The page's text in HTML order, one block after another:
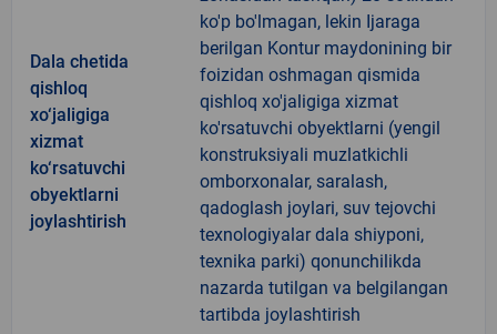
Dala chetida
qishloq
xo‘jaligiga
xizmat
ko‘rsatuvchi
obyektlarni
joylashtirish
ko'p bo'lmagan, lekin Ijaraga
berilgan Kontur maydonining bir
foizidan oshmagan qismida
qishloq xo'jaligiga xizmat
ko'rsatuvchi obyektlarni (yengil
konstruksiyali muzlatkichli
omborxonalar, saralash,
qadoglash joylari, suv tejovchi
texnologiyalar dala shiyponi,
texnika parki) qonunchilikda
nazarda tutilgan va belgilangan
tartibda joylashtirish